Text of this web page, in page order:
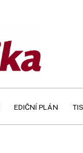
EDIČNÍ PLÁN